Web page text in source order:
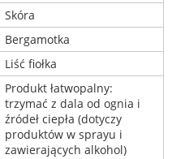
Skóra
Bergamotka
Liść fiołka
Produkt łatwopalny:
trzymać z dala od ognia i
źródeł ciepła (dotyczy
produktów w sprayu i
zawierających alkohol)